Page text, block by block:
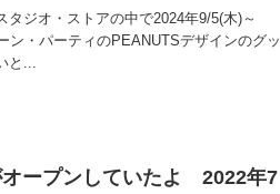
ジオ・ストアの中で2024年9/5(木)～
ン・パーティのPEANUTSデザインのグッ
...
オープンしていたよ 2022年7